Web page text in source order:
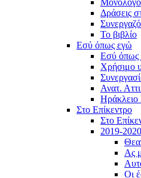
Δράσεις
To βιβλίο
Εσύ όπως εγώ
Εσύ όπως
Χρήσιμο
Ανατ.
Ηράκλειο
Στο Επίκεντρο
Στο
2019-2020
Ας
Οι